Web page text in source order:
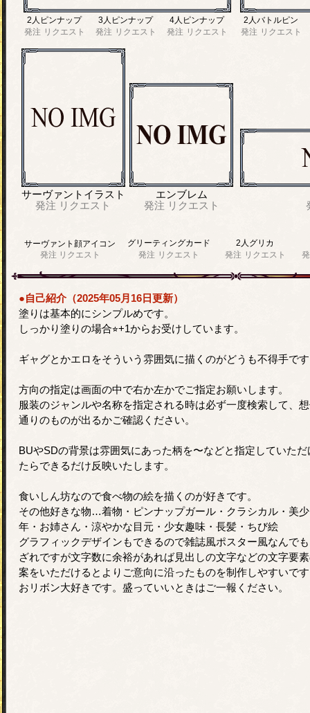
2人ピンナップ
発注 リクエスト
3人ピンナップ
発注 リクエスト
4人ピンナップ
発注 リクエスト
2人バトルピン
発注 リクエスト
サーヴァントイラスト
発注 リクエスト
エンブレム
発注 リクエスト
サーヴァント顔アイコン
発注 リクエスト
グリーティングカード
発注 リクエスト
2人グリカ
発注 リクエスト
●自己紹介（2025年05月16日更新）
塗りは基本的にシンプルめです。
しっかり塗りの場合⭐︎+1からお受けしています。
ギャグとかエロをそういう雰囲気に描くのがどうも不得手で
方向の指定は画面の中で右か左かでご指定お願いします。
服装のジャンルや名称を指定される時は必ず一度検索して、
通りのものが出るかご確認ください。
BUやSDの背景は雰囲気にあった柄を〜などと指定していただ
たらできるだけ反映いたします。
食いしん坊なので食べ物の絵を描くのが好きです。
その他好きな物…着物・ピンナップガール・クラシカル・美少
年・お姉さん・涼やかな目元・少女趣味・長髪・ちび絵
グラフィックデザインもできるので雑誌風ポスター風なんで
ざれですが文字数に余裕があれば見出しの文字などの文字要
案をいただけるとよりご意向に沿ったものを制作しやすいで
おリボン大好きです。盛っていいときはご一報ください。